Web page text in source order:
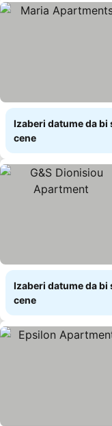
Izaberi datume da bi
cene
Izaberi datume da bi
cene